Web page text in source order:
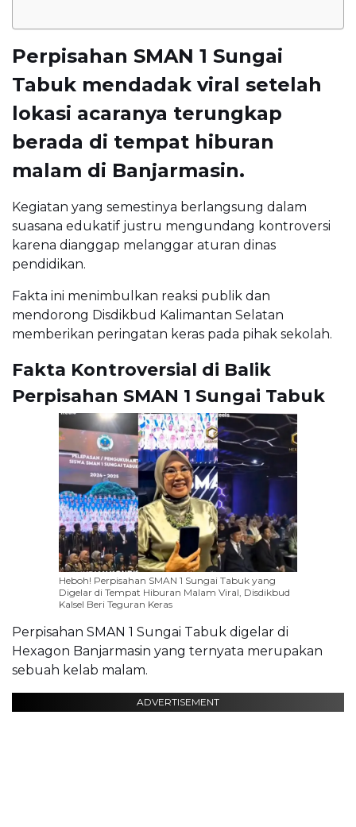
Perpisahan SMAN 1 Sungai
Tabuk mendadak viral setelah
lokasi acaranya terungkap
berada di tempat hiburan
malam di Banjarmasin.
Kegiatan yang semestinya berlangsung dalam
suasana edukatif justru mengundang kontroversi
karena dianggap melanggar aturan dinas
pendidikan.
Fakta ini menimbulkan reaksi publik dan
mendorong Disdikbud Kalimantan Selatan
memberikan peringatan keras pada pihak sekolah.
Fakta Kontroversial di Balik
Perpisahan SMAN 1 Sungai Tabuk
Heboh! Perpisahan SMAN 1 Sungai Tabuk yang
Digelar di Tempat Hiburan Malam Viral, Disdikbud
Kalsel Beri Teguran Keras
Perpisahan SMAN 1 Sungai Tabuk digelar di
Hexagon Banjarmasin yang ternyata merupakan
sebuah kelab malam.
ADVERTISEMENT